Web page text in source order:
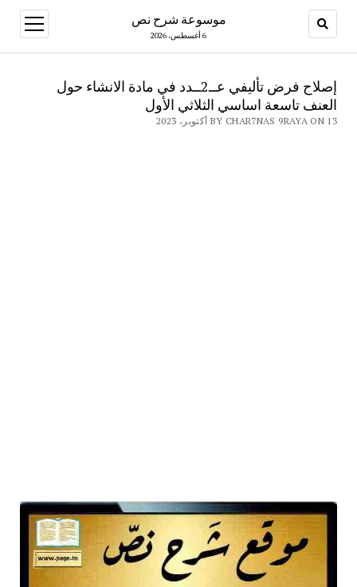
موسوعة شرح نص
6 أغسطس، 2026
open
menu
إصلاح فرض تأليفي عــ2ــدد في مادة الانشاء حول
العنف تاسعة اساسي الثلاثي الأول
BY CHAR7NAS 9RAYA ON 13 أكتوبر، 2023